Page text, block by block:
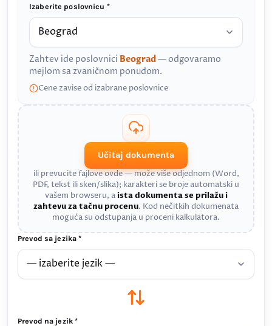
Izaberite poslovnicu *
Zahtev ide poslovnici Beograd— odgovaramo
mejlom sa zvaničnom ponudom.
Cene zavise od izabrane poslovnice
Učitaj dokumenta
ili prevucite fajlove ovde — može više odjednom (Word,
PDF, tekst ili sken/slika); karakteri se broje automatski u
vašem browseru, aista dokumenta se prilažu i
zahtevu za tačnu procenu. Kod nečitkih dokumenata
moguća su odstupanja u proceni kalkulatora.
Prevod sa jezika *
Prevod na jezik *